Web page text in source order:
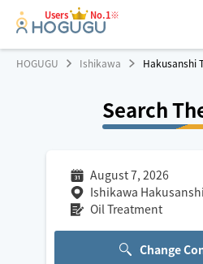
Users No.1※
HOGUGU Ishikawa Hakusanshi
Search
August 7, 2026
Ishikawa Hakusanshi
Oil Treatment
Change